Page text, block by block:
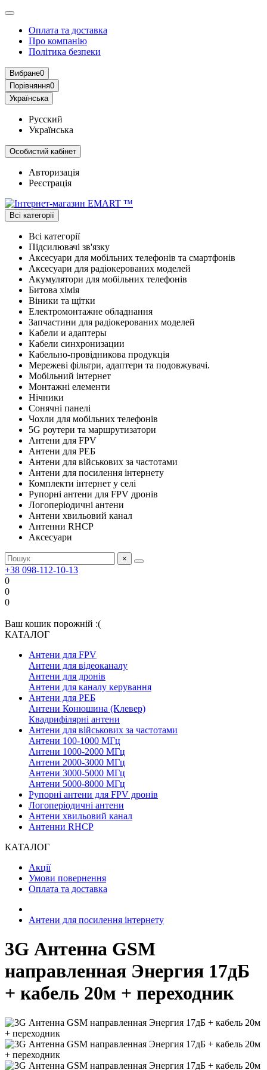
Оплата та доставка
Про компанію
Політика безпеки
Вибране0
Порівняння0
Українська
Русский
Українська
Особистий кабінет
Авторизація
Реєстрація
Всі категорії
Всі категорії
Підсилювачі зв'язку
Аксесуари для мобільних телефонів та смартфонів
Аксесуари для радіокерованих моделей
Акумулятори для мобільних телефонів
Битова хімія
Віники та щітки
Електромонтажне обладнання
Запчастини для радіокерованих моделей
Кабели и адаптеры
Кабели синхронизации
Кабельно-провідникова продукція
Мережеві фільтри, адаптери та подовжувачі.
Мобільний інтернет
Монтажні елементи
Нічники
Сонячні панелі
Чохли для мобільних телефонів
5G роутери та маршрутизатори
Антени для FPV
Антени для РЕБ
Антени для військових за частотами
Антени для посилення інтернету
Комплекти інтернет у селі
Рупорні антени для FPV дронів
Логоперіодичні антени
Антени хвильовий канал
Антенни RHCP
Аксесуари
×
+38 098-112-10-13
0
0
0
Ваш кошик порожній :(
КАТАЛОГ
Антени для FPV
Антени для відеоканалу
Антени для дронів
Антени для каналу керування
Антени для РЕБ
Антени Конюшина (Клевер)
Квадрифілярні антени
Антени для військових за частотами
Антени 100-1000 МГц
Антени 1000-2000 МГц
Антени 2000-3000 МГц
Антени 3000-5000 МГц
Антени 5000-8000 МГц
Рупорні антени для FPV дронів
Логоперіодичні антени
Антени хвильовий канал
Антенни RHCP
КАТАЛОГ
Акції
Умови повернення
Оплата та доставка
Антени для посилення інтернету
3G Антенна GSM
направленная Энергия 17дБ
+ кабель 20м + переходник